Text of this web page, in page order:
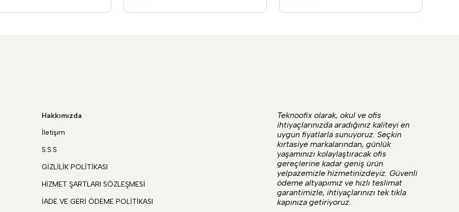
Hakkımızda
İletişim
S.S.S
GİZLİLİK POLİTİKASI
HİZMET ŞARTLARI SÖZLEŞMESİ
İADE VE GERİ ÖDEME POLİTİKASI
Teknoofix olarak, okul ve ofis
ihtiyaçlarınızda aradığınız kaliteyi en
uygun fiyatlarla sunuyoruz. Seçkin
kırtasiye markalarından, günlük
yaşamınızı kolaylaştıracak ofis
gereçlerine kadar geniş ürün
yelpazemizle hizmetinizdeyiz. Güvenli
ödeme altyapımız ve hızlı teslimat
garantimizle, ihtiyaçlarınızı tek tıkla
kapınıza getiriyoruz.